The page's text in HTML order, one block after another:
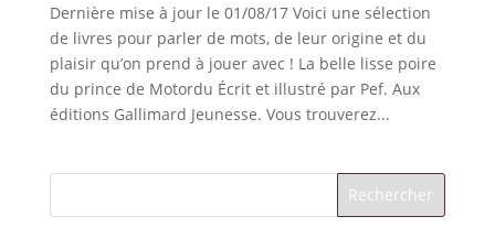
Dernière mise à jour le 01/08/17 Voici une sélection
de livres pour parler de mots, de leur origine et du
plaisir qu’on prend à jouer avec ! La belle lisse poire
du prince de Motordu Écrit et illustré par Pef. Aux
éditions Gallimard Jeunesse. Vous trouverez...